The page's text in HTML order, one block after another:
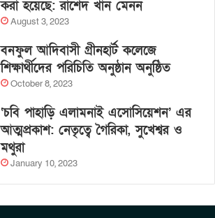
করা হয়েছে: রাশেদ খান মেনন
August 3, 2023
বনফুল আদিবাসী গ্রীনহার্ট কলেজে
শিক্ষার্থীদের পরিচিতি অনুষ্ঠান অনুষ্ঠিত
October 8, 2023
‘চবি পাহাড়ি এলামনাই এসোসিয়েশন’ এর
আত্মপ্রকাশ: নেতৃত্বে গৈরিকা, সুখেশ্বর ও
মথুরা
January 10, 2023